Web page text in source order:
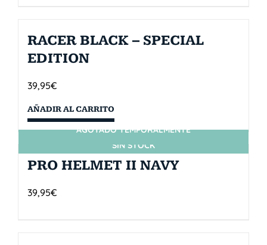
RACER BLACK – SPECIAL
EDITION
39,95€
AÑADIR AL CARRITO
SIN STOCK
AGOTADO TEMPORALMENTE
PRO HELMET II NAVY
39,95€